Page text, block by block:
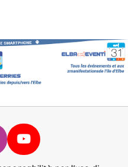
Facebook
su Instagram
Infoelba su YouTube